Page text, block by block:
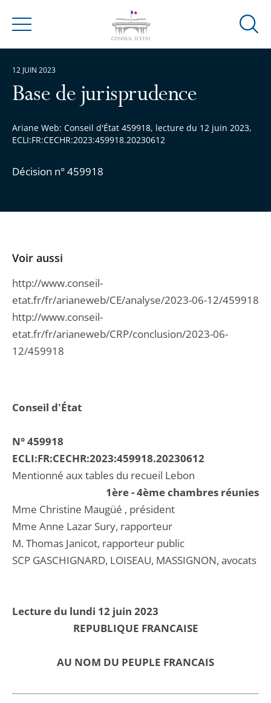
Menu
Ouvrir
Base de jurisprudence
Ariane Web: Conseil d'État 459918, lecture du 12 juin 2023,
ECLI:FR:CECHR:2023:459918.20230612
Décision n° 459918
12 JUIN 2023
Conseil d'État
N° 459918
ECLI:FR:CECHR:2023:459918.20230612
Mentionné aux tables du recueil Lebon
1ère - 4ème chambres réunies
Mme Christine Maugüé , président
Mme Anne Lazar Sury, rapporteur
M. Thomas Janicot, rapporteur public
SCP GASCHIGNARD, LOISEAU, MASSIGNON, avocats
Lecture du lundi 12 juin 2023
REPUBLIQUE FRANCAISE
AU NOM DU PEUPLE FRANCAIS
Voir aussi
http://www.conseil-
etat.fr/fr/arianeweb/CE/analyse/2023-06-12/459918
http://www.conseil-
etat.fr/fr/arianeweb/CRP/conclusion/2023-06-
12/459918